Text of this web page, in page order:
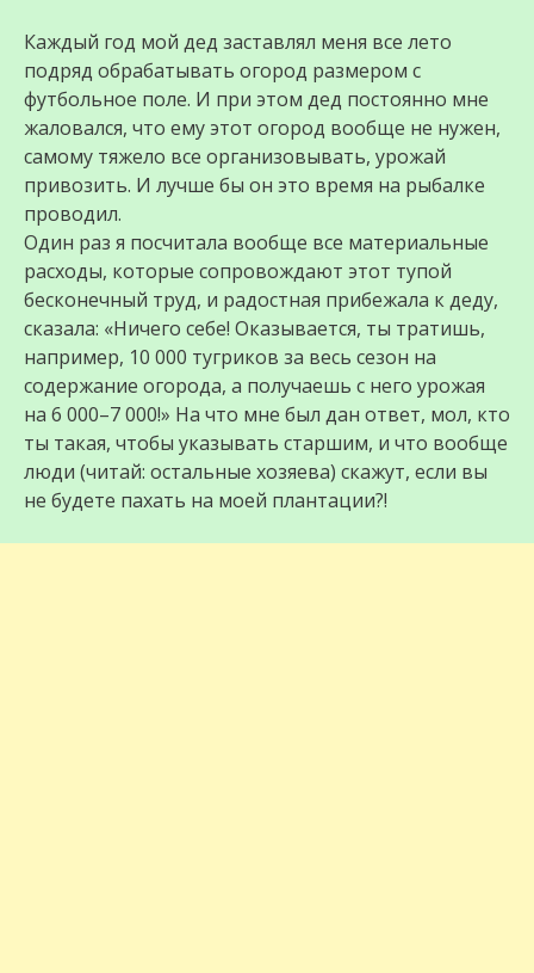
Каждый год мой дед заставлял меня все лето
подряд обрабатывать огород размером с
футбольное поле. И при этом дед постоянно мне
жаловался, что ему этот огород вообще не нужен,
самому тяжело все организовывать, урожай
привозить. И лучше бы он это время на рыбалке
проводил.
Один раз я посчитала вообще все материальные
расходы, которые сопровождают этот тупой
бесконечный труд, и радостная прибежала к деду,
сказала: «Ничего себе! Оказывается, ты тратишь,
например, 10 000 тугриков за весь сезон на
содержание огорода, а получаешь с него урожая
на 6 000–7 000!» На что мне был дан ответ, мол, кто
ты такая, чтобы указывать старшим, и что вообще
люди (читай: остальные хозяева) скажут, если вы
не будете пахать на моей плантации?!